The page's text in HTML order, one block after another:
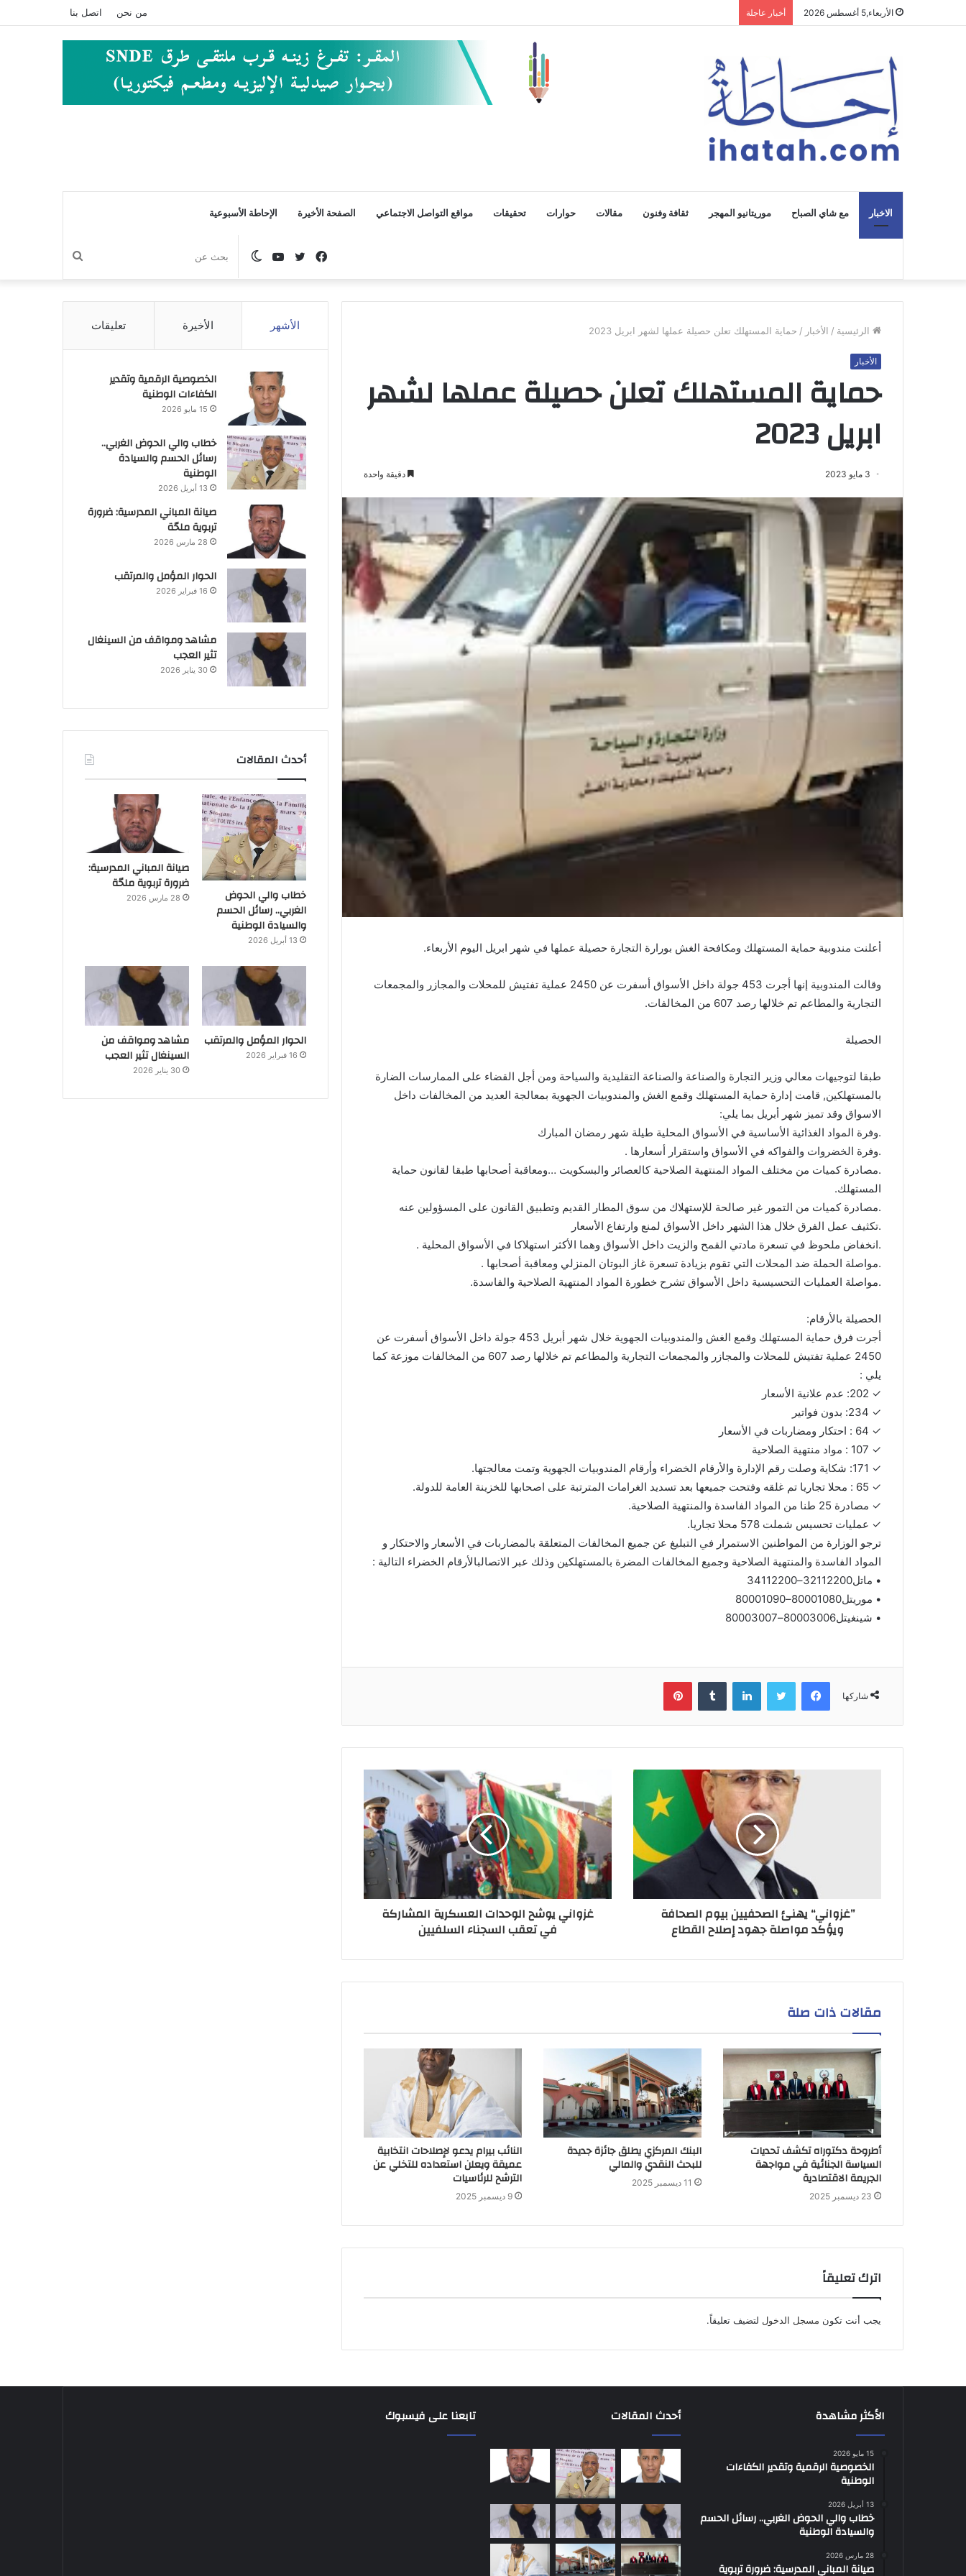
الأربعاء,5 أغسطس 2026 أخبار عاجلة من نحن اتصل بنا
الاخبار مع شاي الصباح موريتانيو المهجر ثقافة وفنون مقالات حوارات تحقيقات مواقع التواصل الاجتماعي الصفحة الأخيرة الإحاطة الأسبوعية
بحث
عن
الوضع
المظلم
يوتيوبتويتر
فيسبوك
الرئيسية / الأخبار / حماية المستهلك تعلن حصيلة عملها لشهر ابريل 2023
الأخبار
حماية المستهلك تعلن حصيلة عملها لشهر
ابريل 2023
3 مايو 2023 دقيقة واحدة
أعلنت مندوبية حماية المستهلك ومكافحة الغش بورارة التجارة حصيلة عملها في شهر ابريل اليوم الأربعاء.
وقالت المندوبية إنها أجرت 453 جولة داخل الأسواق أسفرت عن 2450 عملية تفتيش للمحلات والمجازر والمجمعات
التجارية والمطاعم تم خلالها رصد 607 من المخالفات.
الحصيلة
طبقا لتوجيهات معالي وزير التجارة والصناعة والصناعة التقليدية والسياحة ومن أجل القضاء على الممارسات الضارة
بالمستهلكين, قامت إدارة حماية المستهلك وقمع الغش والمندوبيات الجهوية بمعالجة العديد من المخالفات داخل
الاسواق وقد تميز شهر أبريل بما يلي:
.وفرة المواد الغذائية الأساسية في الأسواق المحلية طيلة شهر رمضان المبارك
.وفرة الخضروات والفواكه في الأسواق واستقرار أسعارها .
.مصادرة كميات من مختلف المواد المنتهية الصلاحية كالعصائر والبسكويت …ومعاقبة أصحابها طبقا لقانون حماية
المستهلك.
.مصادرة كميات من التمور غير صالحة للإستهلاك من سوق المطار القديم وتطبيق القانون على المسؤولين عنه
.تكثيف عمل الفرق خلال هذا الشهر داخل الأسواق لمنع وارتفاع الأسعار
.انخفاض ملحوظ في تسعرة مادتي القمح والزيت داخل الأسواق وهما الأكثر استهلاكا في الأسواق المحلية .
.مواصلة الحملة ضد المحلات التي تقوم بزيادة تسعرة غاز البوتان المنزلي ومعاقبة أصحابها .
.مواصلة العمليات التحسيسية داخل الأسواق تشرح خطورة المواد المنتهية الصلاحية والفاسدة.
الحصيلة بالأرقام:
أجرت فرق حماية المستهلك وقمع الغش والمندوبيات الجهوية خلال شهر أبريل 453 جولة داخل الأسواق أسفرت عن
2450 عملية تفتيش للمحلات والمجازر والمجمعات التجارية والمطاعم تم خلالها رصد 607 من المخالفات موزعة كما
يلي :
✓ 202: عدم علانية الأسعار
✓ 234: بدون فواتير
✓ 64 : احتكار ومضاربات في الأسعار
✓ 107 : مواد منتهية الصلاحية
✓ 171: شكاية وصلت رقم الإدارة والأرقام الخضراء وأرقام المندوبيات الجهوية وتمت معالجتها.
✓ 65 : محلا تجاريا تم غلقه وفتحت جميعها بعد تسديد الغرامات المترتبة على اصحابها للخزينة العامة للدولة.
✓ مصادرة 25 طنا من المواد الفاسدة والمنتهية الصلاحية.
✓ عمليات تحسيس شملت 578 محلا تجاريا.
ترجو الوزارة من المواطنين الاستمرار في التبليغ عن جميع المخالفات المتعلقة بالمضاربات في الأسعار والاحتكار و
المواد الفاسدة والمنتهية الصلاحية وجميع المخالفات المضرة بالمستهلكين وذلك عبر الاتصالبالأرقام الخضراء التالية :
• ماتل32112200–34112200
• موريتل80001080–80001090
• شينغيتل80003006–80003007
شاركها
فيسبوك تويتر لينكدإن بينتيريست
”غزواني“ يهنئ الصحفيين بيوم الصحافة
ويؤكد مواصلة جهود إصلاح القطاع
غزواني يوشح الوحدات العسكرية المشاركة
في تعقب السجناء السلفيين
مقالات ذات صلة
أطروحة دكتوراه تكشف تحديات
السياسة الجنائية في مواجهة
الجريمة الاقتصادية
23 ديسمبر 2025
البنك المركزي يطلق جائزة جديدة
للبحث النقدي والمالي
11 ديسمبر 2025
النائب بيرام يدعو لإصلاحات انتخابية
عميقة ويعلن استعداده للتخلي عن
الترشح للرئاسيات
9 ديسمبر 2025
اترك تعليقاً
يجب أنت تكون مسجل الدخول لتضيف تعليقاً.
الأشهر الأخيرة تعليقات
الخصوصية الرقمية وتقدير
الكفاءات الوطنية
15 مايو 2026
خطاب والي الحوض الغربي..
رسائل الحسم والسيادة
الوطنية
13 أبريل 2026
صيانة المباني المدرسية: ضرورة
تربوية ملحّة
28 مارس 2026
الحوار المؤمل والمرتقب
16 فبراير 2026
مشاهد ومواقف من السينغال
تثير العجب
30 يناير 2026
أحدث المقالات
خطاب والي الحوض
الغربي.. رسائل الحسم
والسيادة الوطنية
13 أبريل 2026
صيانة المباني المدرسية:
ضرورة تربوية ملحّة
28 مارس 2026
الحوار المؤمل والمرتقب
16 فبراير 2026
مشاهد ومواقف من
السينغال تثير العجب
30 يناير 2026
الأكثر مشاهدة
15 مايو 2026
الخصوصية الرقمية وتقدير الكفاءات
الوطنية
13 أبريل 2026
خطاب والي الحوض الغربي.. رسائل الحسم
والسيادة الوطنية
28 مارس 2026
صيانة المباني المدرسية: ضرورة تربوية
أحدث المقالات تابعنا على فيسبوك